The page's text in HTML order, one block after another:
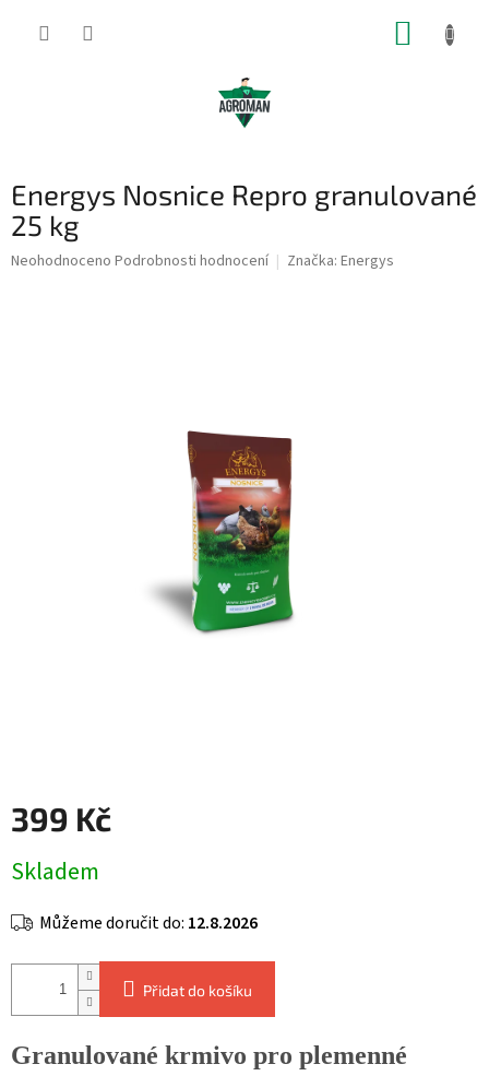
Energys Nosnice Repro granulované
25 kg
Průměrné
Neohodnoceno Podrobnosti hodnocení Značka: Energys
399 Kč
cena:
Skladem
Můžeme doručit do: 12.8.2026
Přidat do košíku
Granulované krmivo pro plemenné